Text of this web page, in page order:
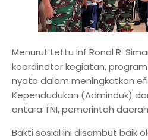
Menurut Lettu Inf Ronal R.
koordinator kegiatan,
nyata dalam meningkatkan
Kependudukan (Adminduk)
antara TNI, pemerintah
Bakti sosial ini disambut baik